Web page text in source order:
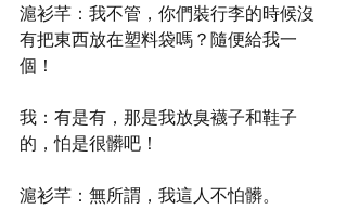
滬衫芊：我不管，你們裝行李的時候沒
有把東西放在塑料袋嗎？隨便給我一
個！
我：有是有，那是我放臭襪子和鞋子
的，怕是很髒吧！
滬衫芊：無所謂，我這人不怕髒。